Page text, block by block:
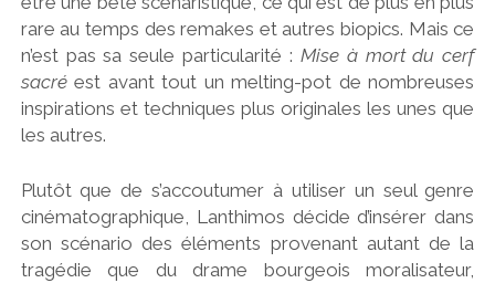
rare au temps des remakes et autres biopics. Mais ce
n’est pas sa seule particularité : Mise à mort du cerf
sacréest avant tout un melting-pot de nombreuses
inspirations et techniques plus originales les unes que
les autres.
Plutôt que de s’accoutumer à utiliser un seul genre
cinématographique, Lanthimos décide d’insérer dans
son scénario des éléments provenant autant de la
tragédie que du drame bourgeois moralisateur,